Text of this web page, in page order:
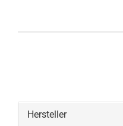
Hersteller